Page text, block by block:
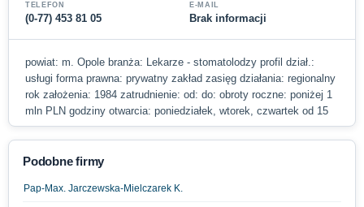
TELEFON
(0-77) 453 81 05
E-MAIL
Brak informacji
powiat: m. Opole branża: Lekarze - stomatolodzy profil dział.:
usługi forma prawna: prywatny zakład zasięg działania: regionalny
rok założenia: 1984 zatrudnienie: od: do: obroty roczne: poniżej 1
mln PLN godziny otwarcia: poniedziałek, wtorek, czwartek od 15
Podobne firmy
Pap-Max. Jarczewska-Mielczarek K.